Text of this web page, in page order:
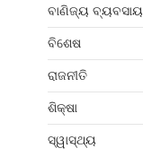
ବାଣିଜ୍ୟ ବ୍ୟବସାୟ
ବିଶେଷ
ରାଜନୀତି
ଶିକ୍ଷା
ସ୍ୱାସ୍ଥ୍ୟ